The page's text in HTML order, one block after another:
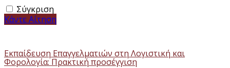
Σύγκριση
Κάντε Αίτηση
Εκπαίδευση Επαγγελματιών στη Λογιστική και
Φορολογία: Πρακτική προσέγγιση